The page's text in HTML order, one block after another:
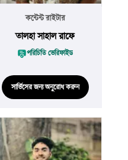
কন্টেন্ট রাইটার
তালহা সাহাল রাফে
পরিচিতি ভেরিফাইড
সার্ভিসের জন্য অনুরোধ করুন